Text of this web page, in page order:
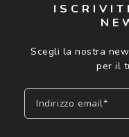
Scegli la nostra
per il
Indirizzo email*